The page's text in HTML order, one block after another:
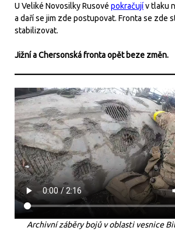
U Veliké Novosilky Rusové pokračujív tlaku
a daří se jim zde postupovat. Fronta se zde
stabilizovat.
Jižní a Chersonská fronta opět beze změn.
Archivní záběry bojů v oblasti vesnice